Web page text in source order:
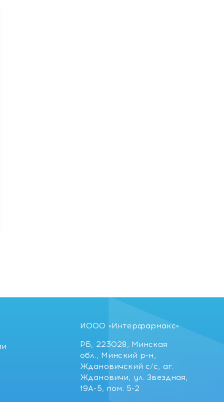
ИООО «Интерфармакс»
РБ, 223028, Минская
обл., Минский р-н,
Ждановичский с/с, аг.
Ждановичи, ул. Звездная,
19А-5, пом. 5-2